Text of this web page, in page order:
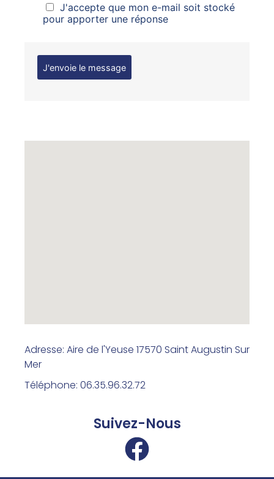
J'accepte que mon e-mail soit stocké
pour apporter une réponse
Adresse: Aire de l'Yeuse 17570 Saint Augustin Sur
Mer
Téléphone: 06.35.96.32.72
Suivez-Nous